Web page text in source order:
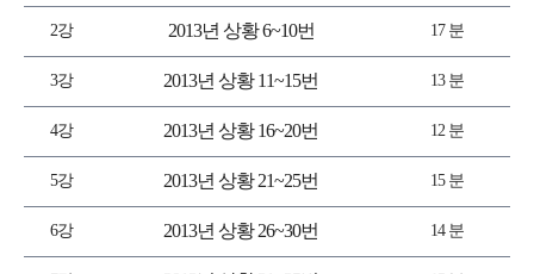
2강 2013년 상황 6~10번 17 분
3강 2013년 상황 11~15번 13 분
4강 2013년 상황 16~20번 12 분
5강 2013년 상황 21~25번 15 분
6강 2013년 상황 26~30번 14 분